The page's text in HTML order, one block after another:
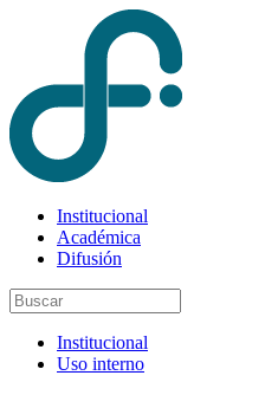
Institucional
Académica
Difusión
Institucional
Uso interno